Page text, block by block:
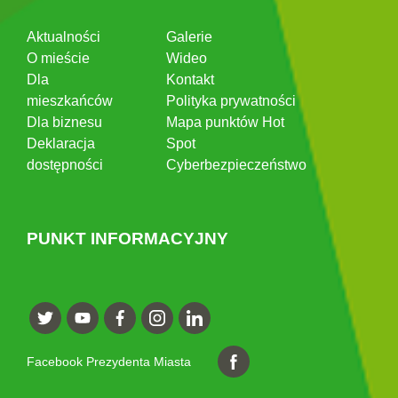
Aktualności
O mieście
Dla
mieszkańców
Dla biznesu
Deklaracja
dostępności
Galerie
Wideo
Kontakt
Polityka prywatności
Mapa punktów Hot
Spot
Cyberbezpieczeństwo
PUNKT INFORMACYJNY
Facebook Prezydenta Miasta